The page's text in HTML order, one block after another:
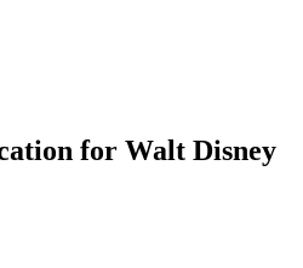
for Walt Disney